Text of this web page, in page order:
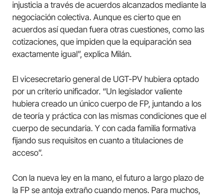
injusticia a través de acuerdos alcanzados mediante la
negociación colectiva. Aunque es cierto que en
acuerdos así quedan fuera otras cuestiones, como las
cotizaciones, que impiden que la equiparación sea
exactamente igual”, explica Milán.
El vicesecretario general de UGT-PV hubiera optado
por un criterio unificador. “Un legislador valiente
hubiera creado un único cuerpo de FP, juntando a los
de teoría y práctica con las mismas condiciones que el
cuerpo de secundaria. Y con cada familia formativa
fijando sus requisitos en cuanto a titulaciones de
acceso”.
Con la nueva ley en la mano, el futuro a largo plazo de
la FP se antoja extraño cuando menos. Para muchos,